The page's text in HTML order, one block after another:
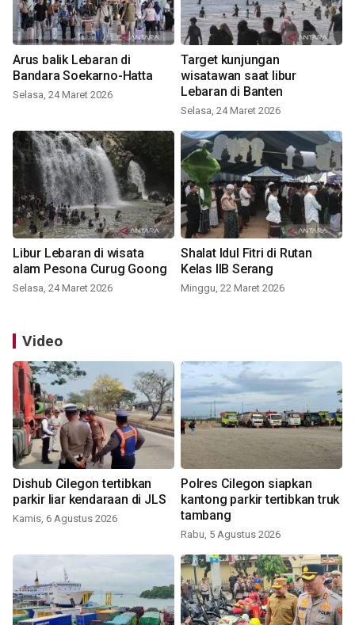
Arus balik Lebaran di
Bandara Soekarno-Hatta
Selasa, 24 Maret 2026
Target kunjungan
wisatawan saat libur
Lebaran di Banten
Selasa, 24 Maret 2026
Libur Lebaran di wisata
alam Pesona Curug Goong
Selasa, 24 Maret 2026
Shalat Idul Fitri di Rutan
Kelas IIB Serang
Minggu, 22 Maret 2026
Video
Dishub Cilegon tertibkan
parkir liar kendaraan di JLS
Kamis, 6 Agustus 2026
Polres Cilegon siapkan
kantong parkir tertibkan truk
tambang
Rabu, 5 Agustus 2026